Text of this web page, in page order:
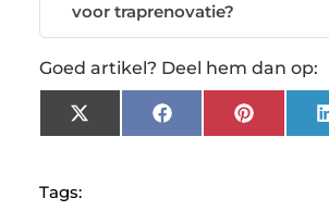
voor traprenovatie?
Goed artikel? Deel hem dan op:
X
(Twitter)
FacebookPinterest
Tags: